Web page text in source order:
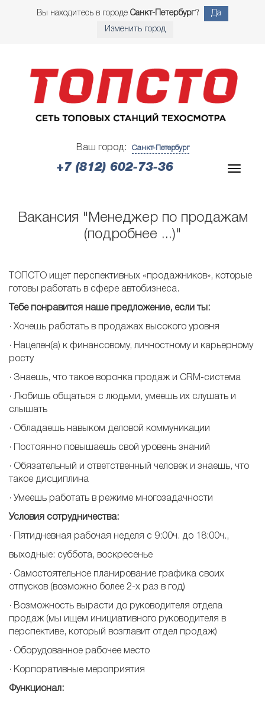
Вы находитесь в городе Санкт-Петербург? Да
Изменить город
Ваш город: Санкт-Петербург
+7 (812) 602-73-36
Вакансия "Менеджер по продажам
(подробнее ...)"
ТОПСТО ищет перспективных «продажников», которые
готовы работать в сфере автобизнеса.
Тебе понравится наше предложение, если ты:
​· Хочешь работать в продажах высокого уровня
· Нацелен(а) к финансовому, личностному и карьерному
росту
· Знаешь, что такое воронка продаж и CRM-система
· Любишь общаться с людьми, умеешь их слушать и
слышать
· Обладаешь навыком деловой коммуникации
· Постоянно повышаешь свой уровень знаний
· Обязательный и ответственный человек и знаешь, что
такое дисциплина
· Умеешь работать в режиме многозадачности
Условия сотрудничества:
· Пятидневная рабочая неделя с 9:00ч. до 18:00ч.,
выходные: суббота, воскресенье
· Самостоятельное планирование графика своих
отпусков (возможно более 2-х раз в год)
· Возможность вырасти до руководителя отдела
продаж (мы ищем инициативного руководителя в
перспективе, который возглавит отдел продаж)
· Оборудованное рабочее место
· Корпоративные мероприятия
Функционал: